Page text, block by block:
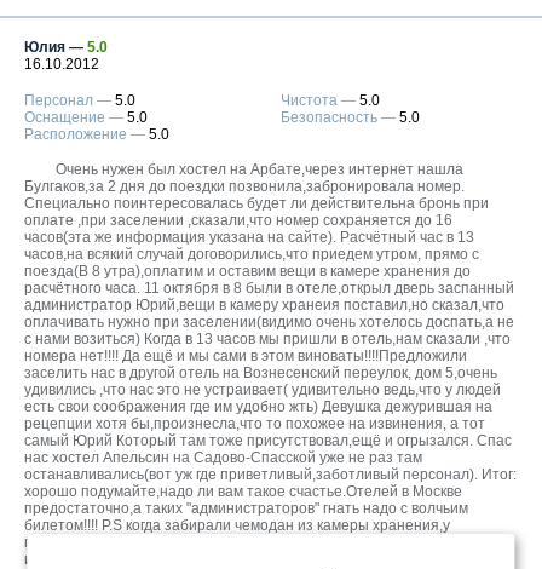
Юлия — 5.0
16.10.2012
Персонал — 5.0
Оснащение — 5.0
Расположение — 5.0
Чистота — 5.0
Безопасность — 5.0
Очень нужен был хостел на Арбате,через интернет нашла
Булгаков,за 2 дня до поездки позвонила,забронировала номер.
Специально поинтересовалась будет ли действительна бронь при
оплате ,при заселении ,сказали,что номер сохраняется до 16
часов(эта же информация указана на сайте). Расчётный час в 13
часов,на всякий случай договорились,что приедем утром, прямо с
поезда(В 8 утра),оплатим и оставим вещи в камере хранения до
расчётного часа. 11 октября в 8 были в отеле,открыл дверь заспанный
администратор Юрий,вещи в камеру хранеия поставил,но сказал,что
оплачивать нужно при заселении(видимо очень хотелось доспать,а не
с нами возиться) Когда в 13 часов мы пришли в отель,нам сказали ,что
номера нет!!!! Да ещё и мы сами в этом виноваты!!!!Предложили
заселить нас в другой отель на Вознесенский переулок, дом 5,очень
удивились ,что нас это не устраивает( удивительно ведь,что у людей
есть свои соображения где им удобно жть) Девушка дежурившая на
рецепции хотя бы,произнесла,что то похожее на извинения, а тот
самый Юрий Который там тоже присутствовал,ещё и огрызался. Спас
нас хостел Апельсин на Садово-Спасской уже не раз там
останавливались(вот уж где приветливый,заботливый персонал). Итог:
хорошо подумайте,надо ли вам такое счастье.Отелей в Москве
предостаточно,а таких "администраторов" гнать надо с волчьим
билетом!!!! P.S когда забирали чемодан из камеры хранения,у
пследнего оказалась сломана ручка,хотя ставили его туда в полной
исправности.
+7 (495) 646-74-40
Петербург
+7 (812) 418-22-18
Полная версия сайта